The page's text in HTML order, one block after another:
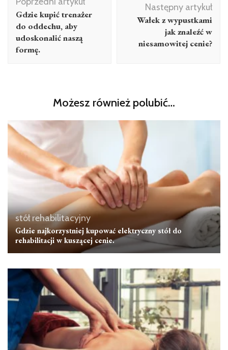
wpisu
Gdzie kupić trenażer
do oddechu, aby
udoskonalić naszą
formę.
Następny artykuł
Wałek z wypustkami
jak znaleźć w
niesamowitej cenie?
Możesz również polubić…
stół rehabilitacyjny
Gdzie najkorzystniej kupować elektryczny stół do
rehabilitacji w kuszącej cenie.